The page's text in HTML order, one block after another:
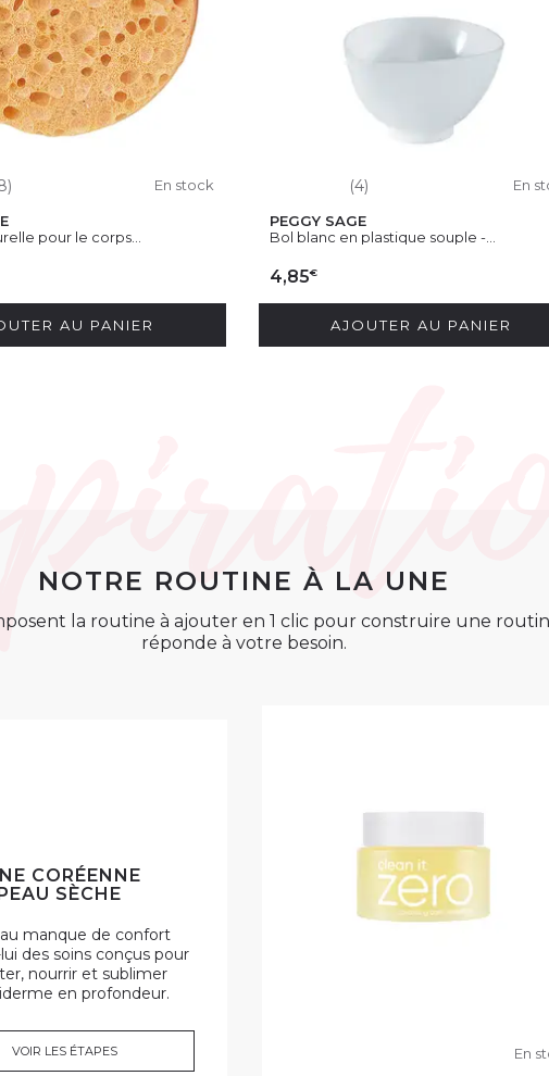
En stock
pour le corps...
AU PANIER
(4) En
PEGGY SAGE
Bol blanc en plastique souple -...
4,85€
AJOUTER AU PANIER
NOTRE ROUTINE À LA UNE
la routine à ajouter en 1 clic pour construire une
réponde à votre besoin.
CORÉENNE
SÈCHE
manque de confort
des soins conçus pour
nourrir et sublimer
en profondeur.
VOIR LES ÉTAPES
En